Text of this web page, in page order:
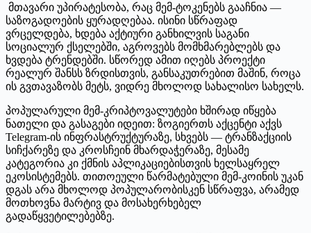
მთავარი უპირატესობა, რაც მემ-ტოკენებს გააჩნია —
საზოგადოების ყურადღებაა. ისინი სწრაფად
ვრცელდება, ხდება აქტიური განხილვის საგანი
სოციალურ ქსელებში, აგროვებს მომხმარებლებს და
ხვდება ტრენდებში. სწორედ ამით იღებს პროექტი
რეალურ შანსს ზრდისთვის, განსაკუთრებით მაშინ, როცა
ის გვთავაზობს მეტს, ვიდრე მხოლოდ სახალისო სახელს.
პოპულარული მემ-კრიპტოვალუტები ხშირად იწყება
ნათელი და გასაგები იდეით: ზოგიერთს აქცენტი აქვს
Telegram-ის ინფრასტრუქტურაზე, სხვებს — ტრანზაქციის
სიჩქარეზე და კროსჩეინ მხარდაჭერაზე, მესამე
კატეგორია კი ქმნის აპლიკაციებისთვის ხელსაყრელ
ეკოსისტემებს. თითოეული წარმატებული მემ-კოინის უკან
დგას არა მხოლოდ პოპულარობისკენ სწრაფვა, არამედ
მოთხოვნა მარტივ და მოსახერხებელ
გადაწყვეტილებებზე.